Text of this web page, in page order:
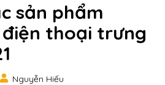
sản phẩm
thoại trưng
Nguyễn Hiếu